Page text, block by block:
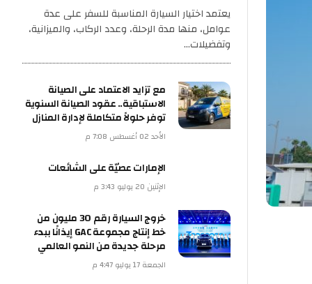
يعتمد اختيار السيارة المناسبة للسفر على عدة
عوامل، منها مدة الرحلة، وعدد الركاب، والميزانية،
وتفضيلات…
مع تزايد الاعتماد على الصيانة
الاستباقية.. عقود الصيانة السنوية
توفر حلولاً متكاملة لإدارة المنازل
الإمارات عصيّة على الشائعات
خروج السيارة رقم 30 مليون من
خط إنتاج مجموعة GAC إيذانًا ببدء
مرحلة جديدة من النمو العالمي